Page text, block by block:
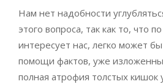
Нам нет надобности
этого вопроса, так как то, что
интересует нас, легко может
помощи фактов, уже
полная атрофия толстых